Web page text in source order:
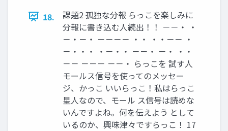
18.
課題2 孤独な分報 らっこを楽しみに
分報に書き込む人続出！！ －－・ ・
－・－・ －－－－ ・・ ・・－－ ・
－・・・ ・－・・ －－・ －・ ・・
－－ －－－ －－・ らっこを 試す人
モールス信号を使ってのメッセー
ジ、かっこ いいらっこ！私はらっこ
星人なので、モール ス信号は読めな
いんですよね。何を伝えよう として
いるのか、興味津々ですらっこ！ 17